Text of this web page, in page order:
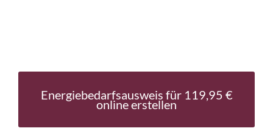
Energiebedarfsausweis für 119,95 €
online erstellen